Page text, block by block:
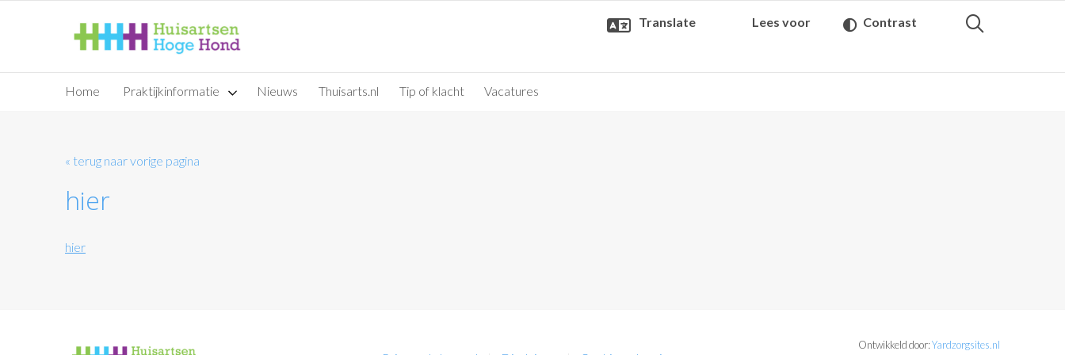
Translate Lees voor Contrast
Home Praktijkinformatie Nieuws Thuisarts.nl Tip of klacht Vacatures
« terug naar vorige pagina
hier
hier
Ontwikkeld door:Yardzorgsites.nl